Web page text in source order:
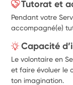
Tutorat et
Pendant votre
accompagné(e)
Capacité
Le volontaire en
et faire évoluer le
ton imagination.